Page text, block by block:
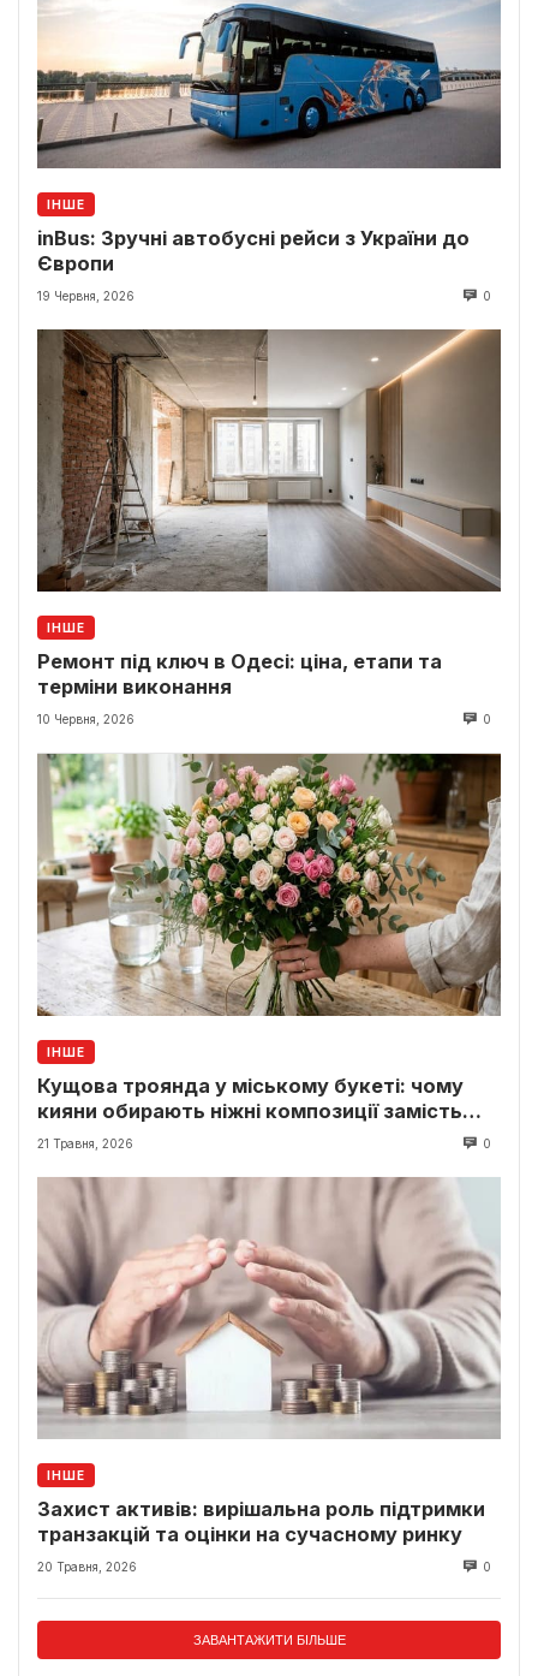
ІНШЕ
inBus: Зручні автобусні рейси з України до
Європи
19 Червня, 2026 0
ІНШЕ
Ремонт під ключ в Одесі: ціна, етапи та
терміни виконання
10 Червня, 2026 0
ІНШЕ
Кущова троянда у міському букеті: чому
кияни обирають ніжні композиції замість
класики
21 Травня, 2026 0
ІНШЕ
Захист активів: вирішальна роль підтримки
транзакцій та оцінки на сучасному ринку
20 Травня, 2026 0
ЗАВАНТАЖИТИ БІЛЬШЕ